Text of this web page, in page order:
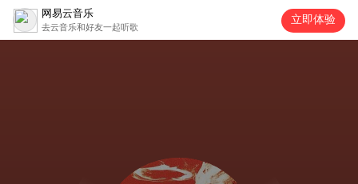
网易云音乐
去云音乐和好友一起听歌
立即体验